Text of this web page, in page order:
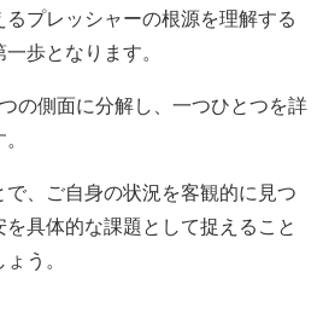
プレッシャーの根源を理解する
歩となります。
の側面に分解し、一つひとつを詳
で、ご自身の状況を客観的に見つ
具体的な課題として捉えること
う。